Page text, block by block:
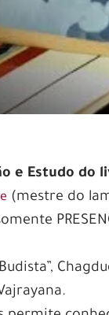
e Estudo do
(mestre do